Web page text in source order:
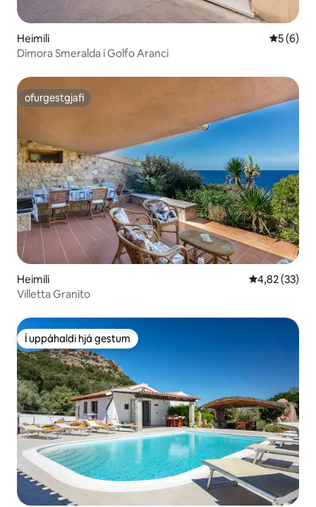
Heimili 5 af 5 í
5 (6)
Dimora Smeralda í Golfo Aranci
ofurgestgjafi
ofurgestgjafi
Heimili 4,82 af 5 í
4,82 (33)
Villetta Granito
Í uppáhaldi hjá gestum
Í uppáhaldi hjá gestum